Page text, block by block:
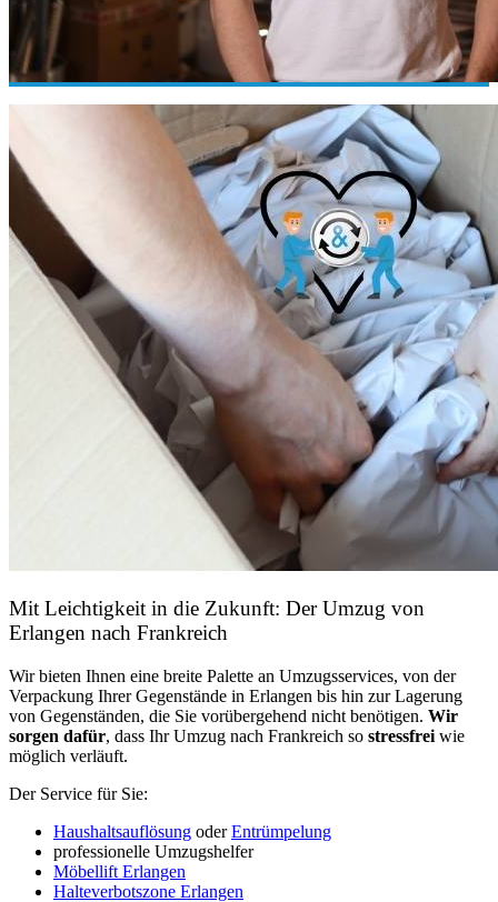
Mit Leichtigkeit in die Zukunft: Der Umzug von
Erlangen nach Frankreich
Wir bieten Ihnen eine breite Palette an Umzugsservices, von der
Verpackung Ihrer Gegenstände in Erlangen bis hin zur Lagerung
von Gegenständen, die Sie vorübergehend nicht benötigen. Wir
sorgen dafür, dass Ihr Umzug nach Frankreich so stressfrei wie
möglich verläuft.
Der Service für Sie:
Haushaltsauflösung oderEntrümpelung
professionelle Umzugshelfer
Möbellift Erlangen
Halteverbotszone Erlangen